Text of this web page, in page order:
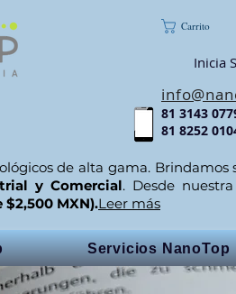
Carrito
Inicia
81 3143
81 8252
de alta gama. Brindamos
y Comercial. Desde
MXN).Leer más
Servicios NanoTop